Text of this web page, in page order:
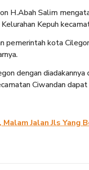
H.Abah Salim
Kepuh
pemerintah kota
dengan
Ciwandan
Malam Jalan Jls